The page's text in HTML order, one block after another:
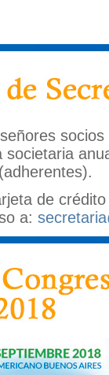
socios
societaria
de
a: